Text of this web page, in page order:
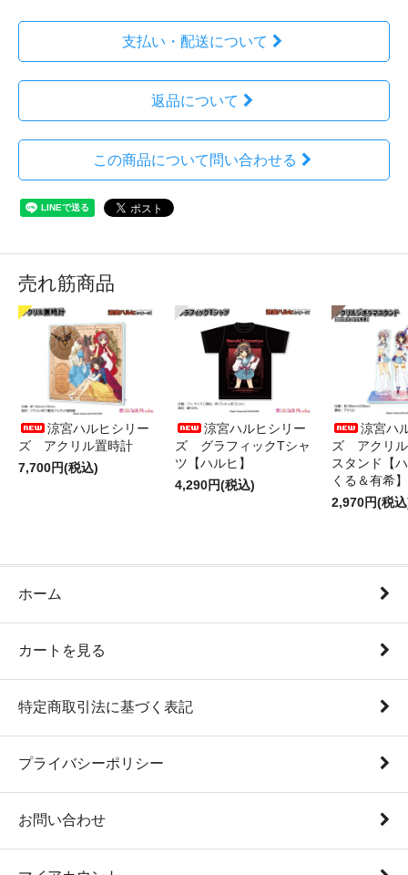
支払い・配送について
返品について
この商品について問い合わせる
売れ筋商品
涼宮ハルヒシリー
ズ アクリル置時計
7,700円(税込)
涼宮ハルヒシリー
ズ グラフィックTシャ
ツ【ハルヒ】
4,290円(税込)
涼宮ハ
ズ アクリル
スタンド【
くる＆有希】
2,970円(税
ホーム
カートを見る
特定商取引法に基づく表記
プライバシーポリシー
お問い合わせ